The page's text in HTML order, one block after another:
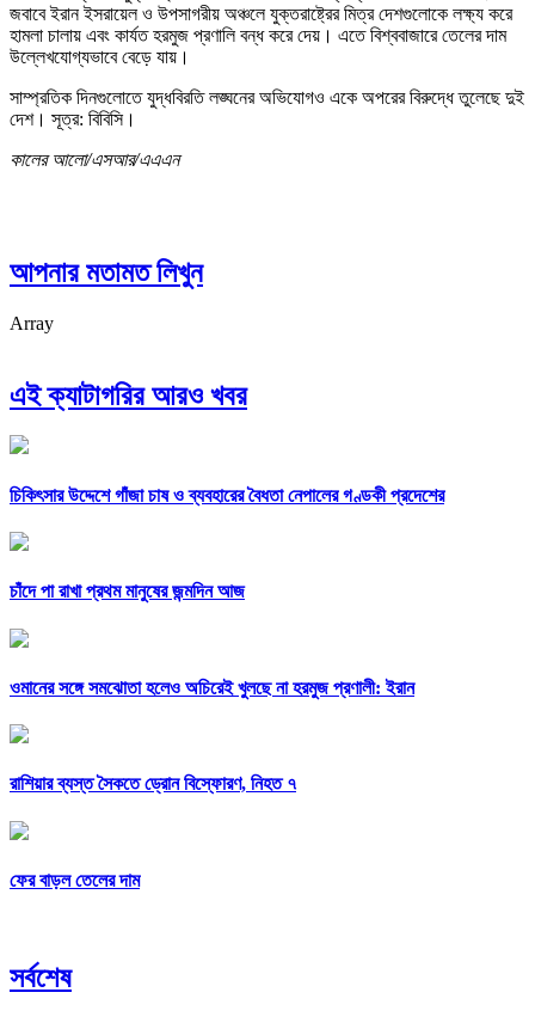
জবাবে ইরান ইসরায়েল ও উপসাগরীয় অঞ্চলে যুক্তরাষ্ট্রের মিত্র দেশগুলোকে লক্ষ্য করে
হামলা চালায় এবং কার্যত হরমুজ প্রণালি বন্ধ করে দেয়। এতে বিশ্ববাজারে তেলের দাম
উল্লেখযোগ্যভাবে বেড়ে যায়।
সাম্প্রতিক দিনগুলোতে যুদ্ধবিরতি লঙ্ঘনের অভিযোগও একে অপরের বিরুদ্ধে তুলেছে দুই
দেশ। সূত্র: বিবিসি।
কালের আলো/এসআর/এএএন
আপনার মতামত লিখুন
Array
এই ক্যাটাগরির আরও খবর
চিকিৎসার উদ্দেশে গাঁজা চাষ ও ব্যবহারের বৈধতা নেপালের গণ্ডকী প্রদেশের
চাঁদে পা রাখা প্রথম মানুষের জন্মদিন আজ
ওমানের সঙ্গে সমঝোতা হলেও অচিরেই খুলছে না হরমুজ প্রণালী: ইরান
রাশিয়ার ব্যস্ত সৈকতে ড্রোন বিস্ফোরণ, নিহত ৭
ফের বাড়ল তেলের দাম
সর্বশেষ